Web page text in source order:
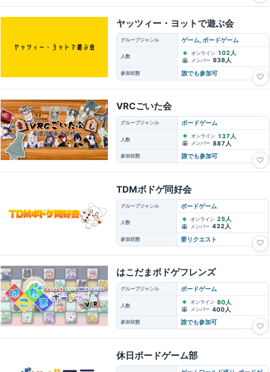
ヤッツィー・ヨットで遊ぶ会
グループジャンル ゲーム, ボードゲーム
人数
オンライン 102人
メンバー 938人
参加状態 誰でも参加可 ♡
VRCごいた会
グループジャンル ボードゲーム
人数
オンライン 137人
メンバー 887人
参加状態 誰でも参加可 ♡
TDMボドゲ同好会
グループジャンル ボードゲーム
人数
オンライン 25人
メンバー 432人
参加状態 要リクエスト ♡
はこだまボドゲフレンズ
グループジャンル ボードゲーム
人数
オンライン 80人
メンバー 400人
参加状態 誰でも参加可 ♡
休日ボードゲーム部